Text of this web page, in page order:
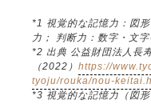
*1 視覚的な記憶力：図
力； 判断力：数字・文
*2 出典 公益財団法人長
（2022） https://
tyoju/rouka/nou-
*3 視覚的な記憶力（図